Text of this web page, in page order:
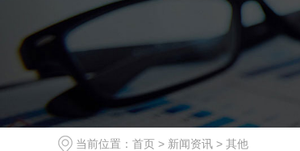
当前位置： 首页 > 新闻资讯 > 其他